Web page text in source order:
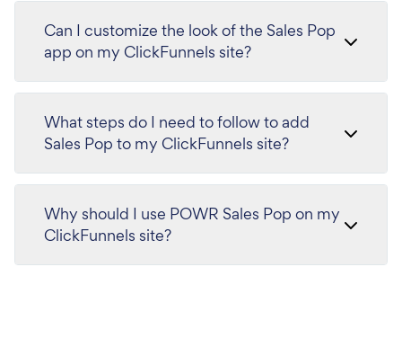
Can I customize the look of the Sales Pop
app on my ClickFunnels site?
What steps do I need to follow to add
Sales Pop to my ClickFunnels site?
Why should I use POWR Sales Pop on my
ClickFunnels site?